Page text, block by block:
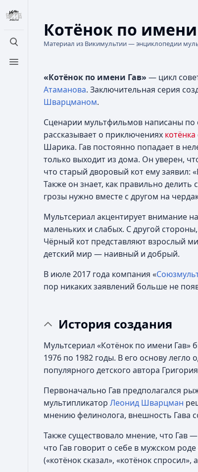
Открыть поиск
Открыть меню
Котёнок по имени
Материал из Викимультии — энциклопедии
«Котёнок по имени Гав» — цикл
Атаманова. Заключительная серия
Шварцманом.
Сценарии мультфильмов написаны
рассказывает о приключениях котёнка
Шарика. Гав постоянно попадает в
только выходит из дома. Он уверен,
что старый дворовый кот ему заявил:
Также он знает, как правильно
грозы нужно вместе с другом на
Мультсериал акцентирует внимание
маленьких и слабых. С другой
Чёрный кот представляют взрослый
детский мир — наивный и добрый.
В июле 2017 года компания «
пор никаких заявлений больше не
История создания
Мультсериал «Котёнок по имени Гав»
1976 по 1982 годы. В его основу
популярного детского автора
Первоначально Гав предполагался
мультипликатор Леонид Шварцман
мнению фелинолога, внешность Гава
Также существовало мнение, что Гав
что Гав говорит о себе в мужском
(«котёнок сказал», «котёнок спросил»,